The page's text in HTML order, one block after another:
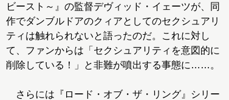
ビースト～』の監督デヴィッド・イェーツが、同
作でダンブルドアのクィアとしてのセクシュアリ
ティは触れられないと語ったのだ。これに対し
て、ファンからは「セクシュアリティを意図的に
削除している！」と非難が噴出する事態に……。
さらには『ロード・オブ・ザ・リング』シリー